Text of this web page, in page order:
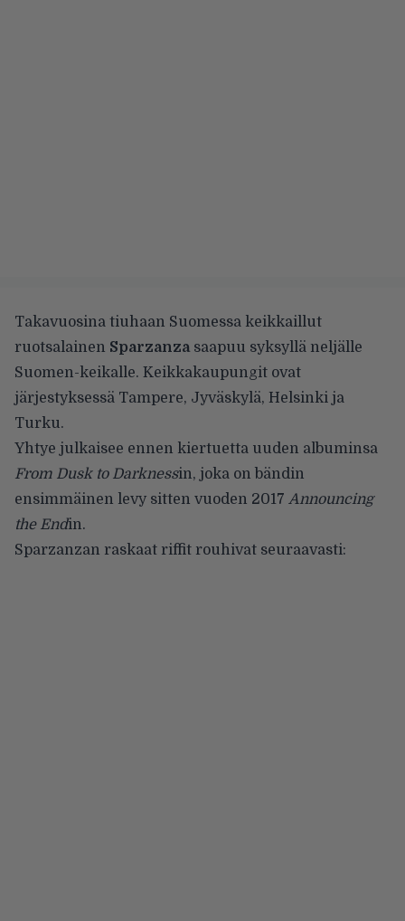
Takavuosina tiuhaan Suomessa keikkaillut
ruotsalainen Sparzanzasaapuu syksyllä neljälle
Suomen-keikalle. Keikkakaupungit ovat
järjestyksessä Tampere, Jyväskylä, Helsinki ja
Turku.
Yhtye julkaisee ennen kiertuetta uuden albuminsa
From Dusk to Darknessin, joka on bändin
ensimmäinen levy sitten vuoden 2017 Announcing
the Endin.
Sparzanzan raskaat riffit rouhivat seuraavasti: